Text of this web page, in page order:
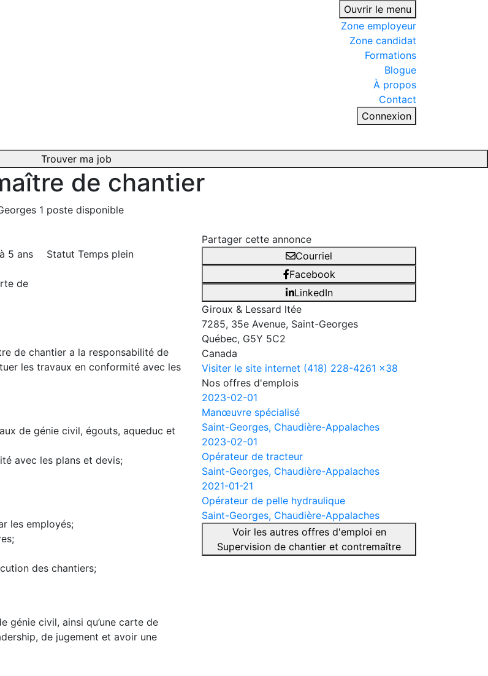
Ouvrir le menu
Zone employeur
Zone candidat
Formations
Blogue
À propos
Contact
Connexion
Trouver ma job
de chantier
1 poste disponible
5 ans Statut Temps plein
de
de chantier a la responsabilité de
les travaux en conformité avec les
de génie civil, égouts, aqueduc et
avec les plans et devis;
les employés;
des chantiers;
génie civil, ainsi qu’une carte de
de jugement et avoir une
Partager cette annonce
Courriel
Facebook
LinkedIn
Giroux & Lessard ltée
7285, 35e Avenue, Saint-Georges
Québec, G5Y 5C2
Canada
Visiter le site internet (418) 228-4261 x38
Nos offres d'emplois
2023-02-01
Manœuvre spécialisé
Saint-Georges, Chaudière-Appalaches
2023-02-01
Opérateur de tracteur
Saint-Georges, Chaudière-Appalaches
2021-01-21
Opérateur de pelle hydraulique
Saint-Georges, Chaudière-Appalaches
Voir les autres offres d'emploi en
Supervision de chantier et contremaître